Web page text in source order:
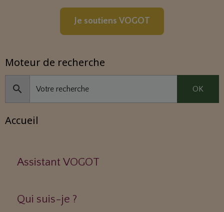
Je soutiens VOGOT
Moteur de recherche
OK
Accueil
Assistant VOGOT
Qui suis-je ?